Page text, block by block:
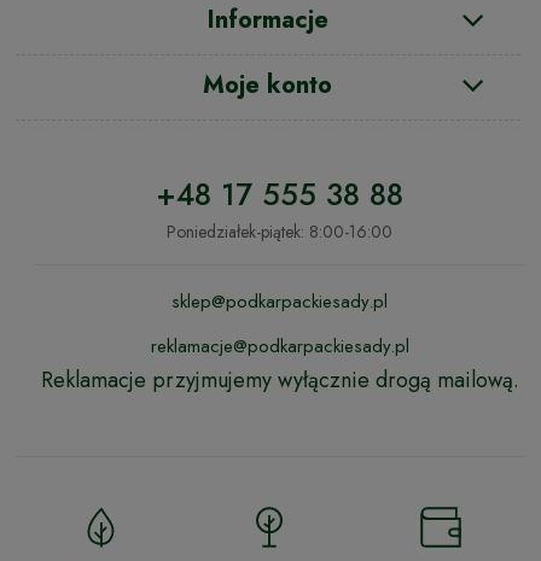
Informacje
Moje konto
+48 17 555 38 88
Poniedziałek-piątek: 8:00-16:00
sklep@podkarpackiesady.pl
reklamacje@podkarpackiesady.pl
Reklamacje przyjmujemy wyłącznie drogą mailową.